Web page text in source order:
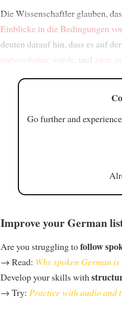
Die Wissenschaftler glauben,
Einblicke in die Bedingungen
deuten darauf hin, dass es auf der
unbewohnbar wurde , und zwar
Go further and
Improve your German
Are you struggling tofollow
→ Read: Why spoken German
Develop your skills with
→ Try: Practice with audio and